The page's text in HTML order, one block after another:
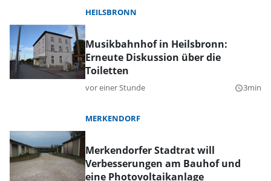
HEILSBRONN
Musikbahnhof in Heilsbronn:
Erneute Diskussion über die
Toiletten
vor einer Stunde query_builder3min
MERKENDORF
Merkendorfer Stadtrat will
Verbesserungen am Bauhof und
eine Photovoltaikanlage